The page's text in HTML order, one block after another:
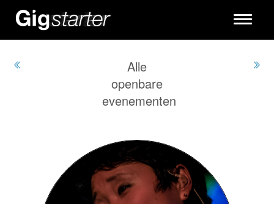
Toggle
Alle
openbare
evenementen